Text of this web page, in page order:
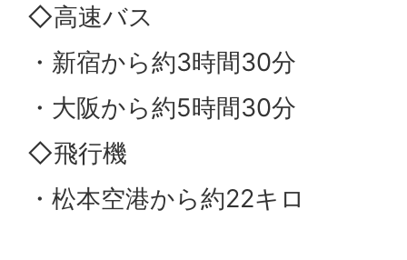
◇高速バス
・新宿から約3時間30分
・大阪から約5時間30分
◇飛行機
・松本空港から約22キロ